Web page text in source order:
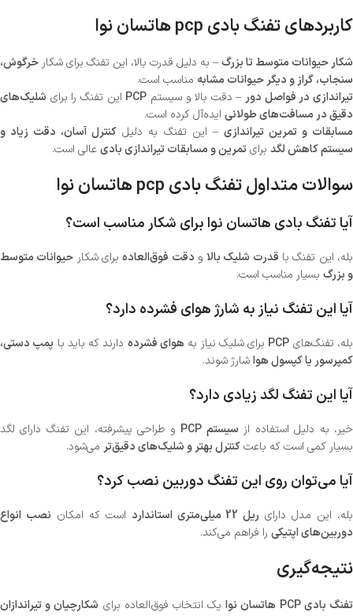
کاربردهای تفنگ بادی pcp هاتسان نوا
شکار حیوانات متوسط تا بزرگ– به دلیل قدرت بالا، این تفنگ برای شکار خرگوش،
سنجاب، گراز و دیگر حیوانات مشابه مناسب است.
تیراندازی در فواصل دور – دقت بالا و سیستم PCP این تفنگ را برای شلیک‌های
دقیق در مسافت‌های طولانی ایده‌آل کرده است.
مسابقات و تمرین تیراندازی – این تفنگ به دلیل کنترل آسان، دقت زیاد و
سیستم کاهش لگد برایتمرین و مسابقات تیراندازی بادیعالی است.
سوالات متداول تفنگ بادی pcp هاتسان نوا
آیا تفنگ بادی هاتسان نوا برای شکار مناسب است؟
بله، این تفنگ با قدرت شلیک بالا و دقت فوق‌العادهبرای شکار حیوانات متوسط
و بزرگ بسیار مناسب است.
آیا این تفنگ نیاز به شارژ هوای فشرده دارد؟
بله، تفنگ‌های PCP برای شلیک نیاز به هوای فشرده دارند که باید با پمپ دستی،
کمپرسور یا کپسول هواشارژ شوند.
آیا این تفنگ لگد زیادی دارد؟
خیر، به دلیل استفاده از سیستم PCP
و طراحی پیشرفته، این تفنگ دارای لگد
بسیار کمی است که باعثکنترل بهتر و شلیک‌های دقیق‌تر می‌شود.
آیا می‌توان روی این تفنگ دوربین نصب کرد؟
بله، این مدل دارای ریل 22 میلی‌متری استاندارد است که امکان نصب انواع
دوربین‌های اپتیکی را فراهم می‌کند.
نتیجه‌گیری
تفنگ بادی PCP هاتسان نوا یک انتخاب فوق‌العاده برای شکارچیان و تیراندازان